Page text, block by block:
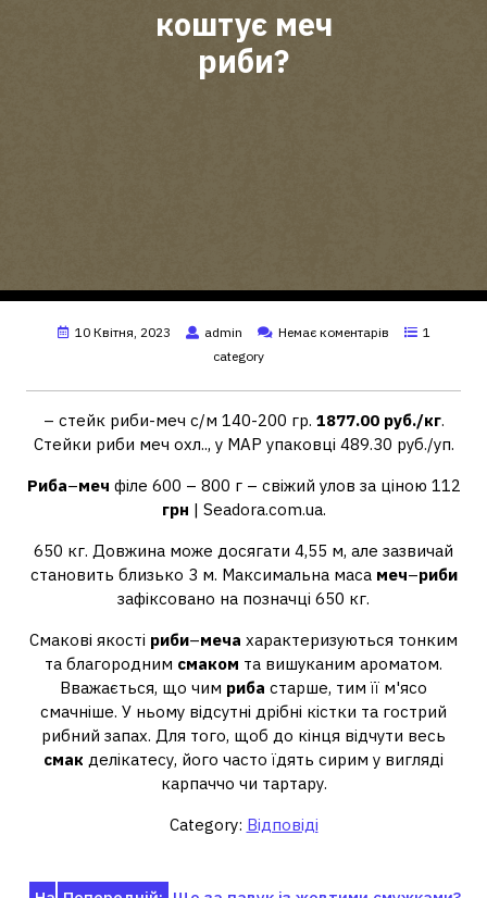
коштує меч
риби?
10 Квітня, 2023 admin Немає коментарів
1
category
– стейк риби-меч с/м 140-200 гр. 1877.00 руб./кг.
Стейки риби меч охл.., у МАР упаковці 489.30 руб./уп.
Риба–меч філе 600 – 800 г – свіжий улов за ціною 112
грн | Seadora.com.ua.
650 кг. Довжина може досягати 4,55 м, але зазвичай
становить близько 3 м. Максимальна маса меч–риби
зафіксовано на позначці 650 кг.
Смакові якості риби–меча характеризуються тонким
та благородним смаком та вишуканим ароматом.
Вважається, що чим риба старше, тим її м'ясо
смачніше. У ньому відсутні дрібні кістки та гострий
рибний запах. Для того, щоб до кінця відчути весь
смак делікатесу, його часто їдять сирим у вигляді
карпаччо чи тартару.
Category: Відповіді